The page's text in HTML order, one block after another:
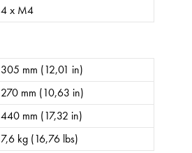
4 x M4
305 mm (12,01 in)
270 mm (10,63 in)
440 mm (17,32 in)
7,6 kg (16,76 lbs)